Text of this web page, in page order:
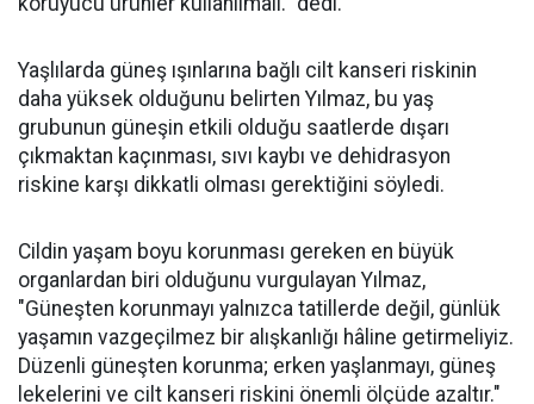
Yaşlılarda güneş ışınlarına bağlı cilt kanseri riskinin
daha yüksek olduğunu belirten Yılmaz, bu yaş
grubunun güneşin etkili olduğu saatlerde dışarı
çıkmaktan kaçınması, sıvı kaybı ve dehidrasyon
riskine karşı dikkatli olması gerektiğini söyledi.
Cildin yaşam boyu korunması gereken en büyük
organlardan biri olduğunu vurgulayan Yılmaz,
"Güneşten korunmayı yalnızca tatillerde değil, günlük
yaşamın vazgeçilmez bir alışkanlığı hâline getirmeliyiz.
Düzenli güneşten korunma; erken yaşlanmayı, güneş
lekelerini ve cilt kanseri riskini önemli ölçüde azaltır."